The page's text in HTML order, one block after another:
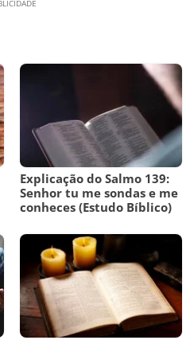
Explicação do Salmo 139:
Senhor tu me sondas e me
conheces (Estudo Bíblico)